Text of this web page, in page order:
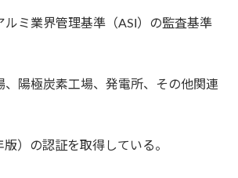
ミ業界管理基準（ASI）の監査基準
、陽極炭素工場、発電所、その他関連
）の認証を取得している。